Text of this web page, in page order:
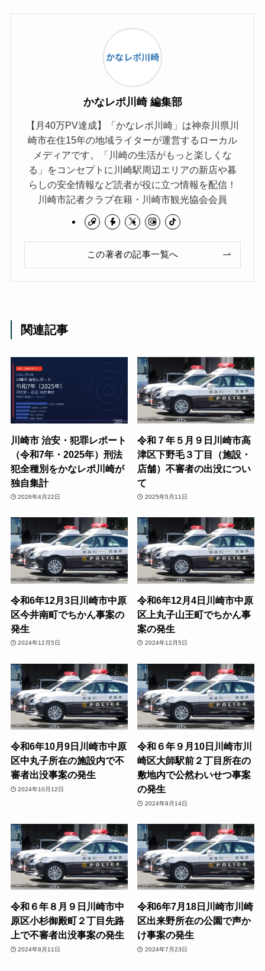
かなレポ川崎 編集部
【月40万PV達成】「かなレポ川崎」は神奈川県川
崎市在住15年の地域ライターが運営するローカル
メディアです。「川崎の生活がもっと楽しくな
る」をコンセプトに川崎駅周辺エリアの新店や暮
らしの安全情報など読者が役に立つ情報を配信！
川崎市記者クラブ在籍・川崎市観光協会会員
この著者の記事一覧へ
関連記事
川崎市 治安・犯罪レポート
（令和7年・2025年）刑法
犯全種別をかなレポ川崎が
独自集計
2026年4月22日
令和７年５月９日川崎市高
津区下野毛３丁目（施設・
店舗）不審者の出没につい
て
2025年5月11日
令和6年12月3日川崎市中原
区今井南町でちかん事案の
発生
2024年12月5日
令和6年12月4日川崎市中原
区上丸子山王町でちかん事
案の発生
2024年12月5日
令和6年10月9日川崎市中原
区中丸子所在の施設内で不
審者出没事案の発生
2024年10月12日
令和６年９月10日川崎市川
崎区大師駅前２丁目所在の
敷地内で公然わいせつ事案
の発生
2024年9月14日
令和６年８月９日川崎市中
原区小杉御殿町２丁目先路
上で不審者出没事案の発生
2024年8月11日
令和6年7月18日川崎市川崎
区出来野所在の公園で声か
け事案の発生
2024年7月23日